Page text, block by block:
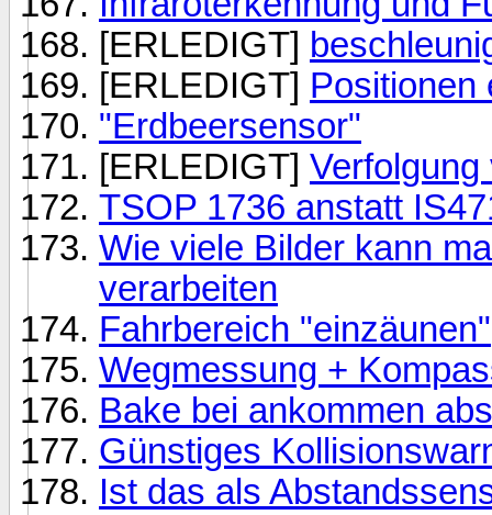
[ERLEDIGT]
[ERLEDIGT] Positionen
"Erdbeersensor"
[ERLEDIGT]
TSOP 1736 anstatt
Wie viele Bilder kann
verarbeiten
Fahrbereich "einzäunen"
Wegmessung +
Bake bei ankommen
Günstiges
Ist das als